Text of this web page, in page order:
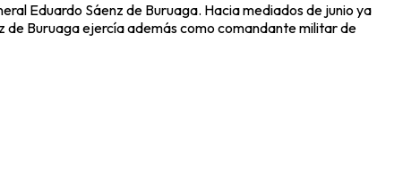
Eduardo Sáenz de Buruaga. Hacia mediados de junio ya
Buruaga ejercía además como comandante militar de